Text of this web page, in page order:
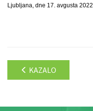
Ljubljana, dne 17. avgusta 2022
KAZALO